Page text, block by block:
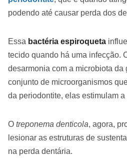
podendo até causar perda dos
Essa bactéria espiroqueta
tecido quando há uma infecção.
desarmonia com a microbiota da
conjunto de microorganismos
da periodontite, elas estimulam
O treponema denticola, agora,
lesionar as estruturas de
na perda dentária.